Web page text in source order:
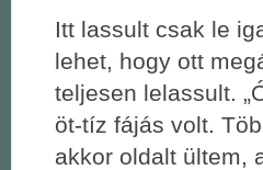
Itt lassult csak le
lehet, hogy ott
teljesen lelassult.
öt-tíz fájás volt.
akkor oldalt ültem,